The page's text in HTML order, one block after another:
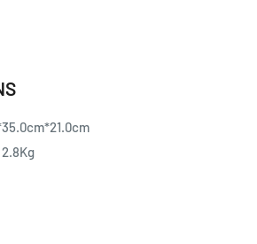
: 55*35*21 cm (roues comprises) ; 37L ;
roues multidirectionnelles et
2.8Kg